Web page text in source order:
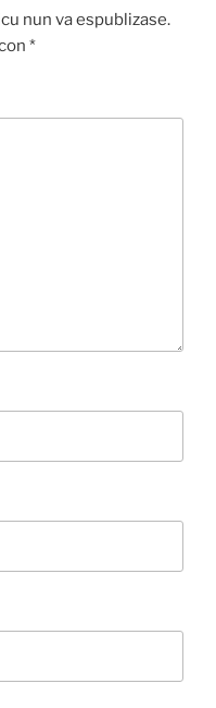
nun va espublizase.
*